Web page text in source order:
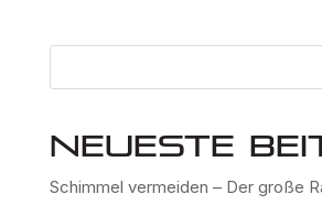
Neueste
Schimmel vermeiden – Der große